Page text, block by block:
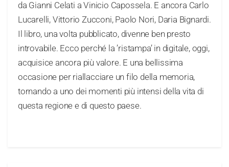
da Gianni Celati a Vinicio Capossela. E ancora Carlo
Lucarelli, Vittorio Zucconi, Paolo Nori, Daria Bignardi.
Il libro, una volta pubblicato, divenne ben presto
introvabile. Ecco perché la ’ristampa’ in digitale, oggi,
acquisice ancora più valore. E una bellissima
occasione per riallacciare un filo della memoria,
tornando a uno dei momenti più intensi della vita di
questa regione e di questo paese.